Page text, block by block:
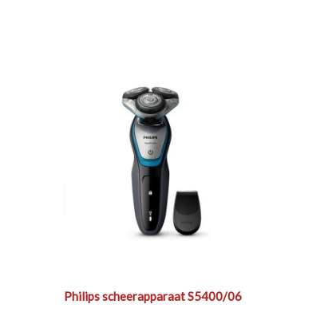
Philips scheerapparaat S5400/06